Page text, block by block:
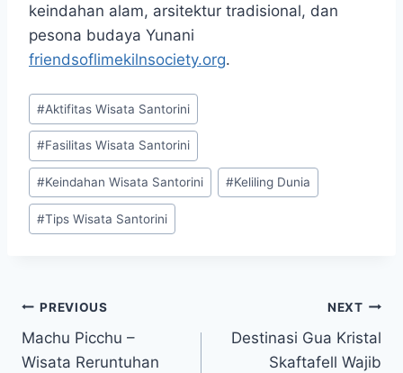
keindahan alam, arsitektur tradisional, dan
pesona budaya Yunani
friendsoflimekilnsociety.org.
Post
Tags:
#Aktifitas Wisata Santorini
#Fasilitas Wisata Santorini
#Keindahan Wisata Santorini #Keliling Dunia
#Tips Wisata Santorini
Post
navigation
PREVIOUS
Machu Picchu –
Wisata Reruntuhan
NEXT
Destinasi Gua Kristal
Skaftafell Wajib